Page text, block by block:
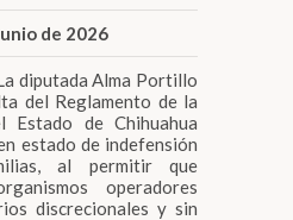
de 2026
diputada Alma Portillo
del Reglamento de la
Estado de Chihuahua
estado de indefensión
al permitir que
operadores
discrecionales y sin